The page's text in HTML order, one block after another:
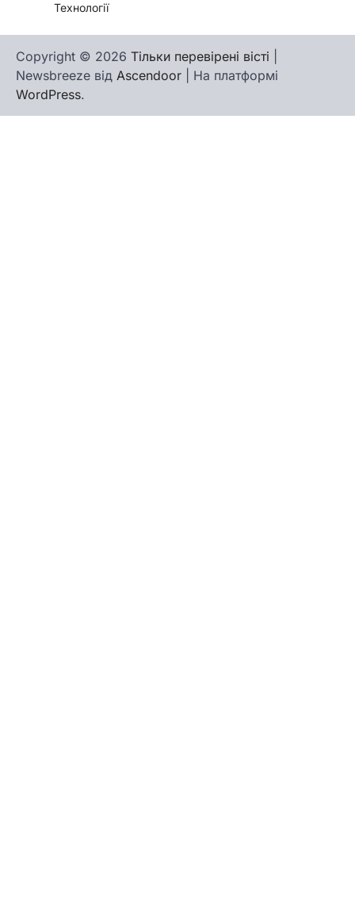
Технології
Copyright © 2026 Тільки перевірені вісті
Newsbreeze від Ascendoor | На платформі
WordPress.